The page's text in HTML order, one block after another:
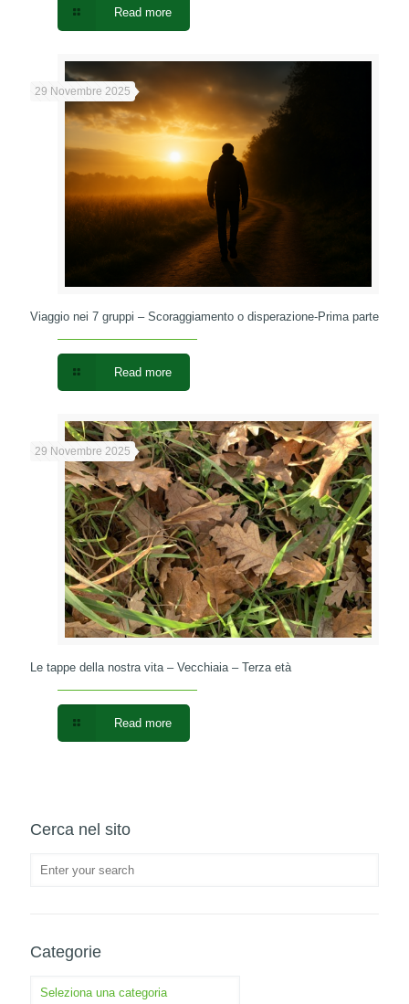
Read more
29 Novembre 2025
Viaggio nei 7 gruppi – Scoraggiamento o disperazione-Prima parte
Read more
29 Novembre 2025
Le tappe della nostra vita – Vecchiaia – Terza età
Read more
Cerca nel sito
Categorie